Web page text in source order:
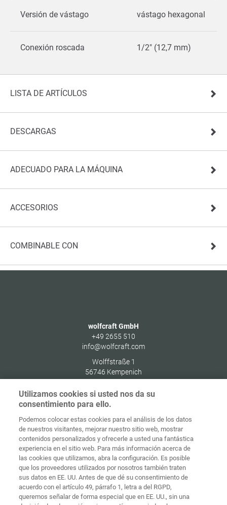
Versión de vástago vástago hexagonal
Conexión roscada 1/2" (12,7 mm)
LISTA DE ARTÍCULOS
DESCARGAS
ADECUADO PARA LA MÁQUINA
ACCESORIOS
COMBINABLE CON
wolfcraft GmbH
+49 2655 510
info@wolfcraft.com
Wolffstraße 1
56746 Kempenich
Inicio Contacto Aviso legal
Protección de
datos
Términos y
condiciones
generales
Políticas de
cookies Iniciar sesión
Declaración
Utilizamos cookies si usted nos da su
consentimiento para ello.
Podemos colocar estas cookies para el análisis de los datos
de nuestros visitantes, mejorar nuestro sitio web, mostrar
contenidos personalizados y ofrecerle a usted una fantástica
experiencia en el sitio web. Para más información acerca de
las cookies que utilizamos, abra la configuración. Es posible
que los proveedores utilizados por nosotros también traten
sus datos en EE. UU. Antes de que dé su consentimiento de
acuerdo con el artículo 49, párrafo 1, letra a del RGPD,
queremos señalar de forma especial que en EE. UU., sin una